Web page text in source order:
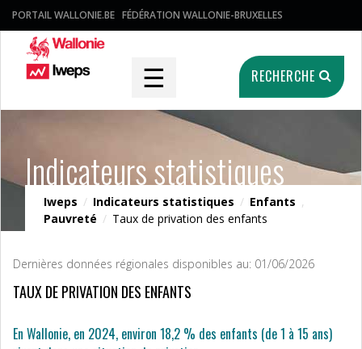
PORTAIL WALLONIE.BE FÉDÉRATION WALLONIE-BRUXELLES
☰ RECHERCHE
Indicateurs statistiques
Iweps / Indicateurs statistiques / Enfants ,
Pauvreté / Taux de privation des enfants
Dernières données régionales disponibles au: 01/06/2026
TAUX DE PRIVATION DES ENFANTS
En Wallonie, en 2024, environ 18,2 % des enfants (de 1 à 15 ans)